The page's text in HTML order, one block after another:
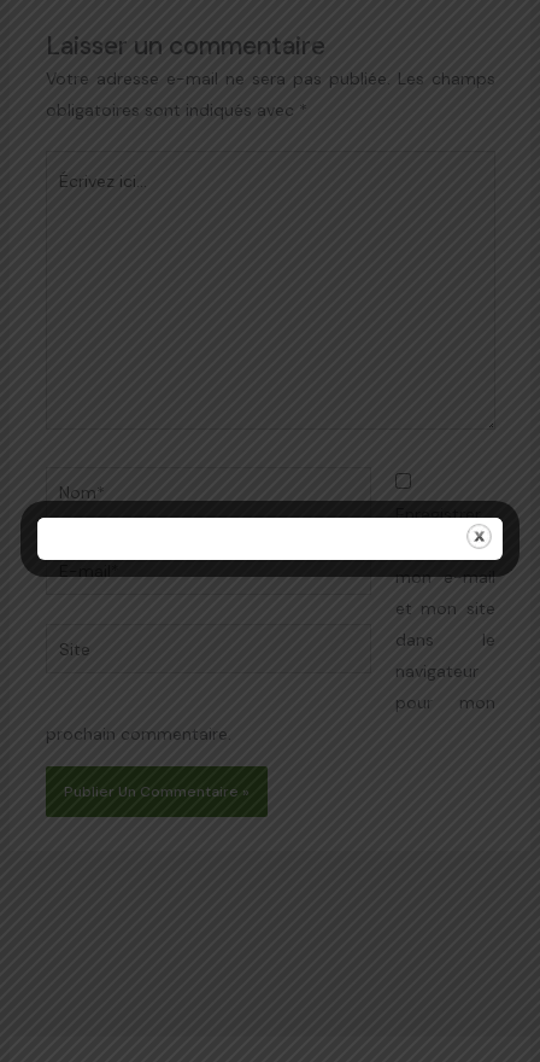
Laisser un commentaire
Votre adresse e-mail ne sera pas publiée. Les champs
obligatoires sont indiqués avec *
Nom*
E-
Site
Enregistrer
mon nom,
mon e-mail
et mon site
dans le
navigateur
pour mon
prochain commentaire.